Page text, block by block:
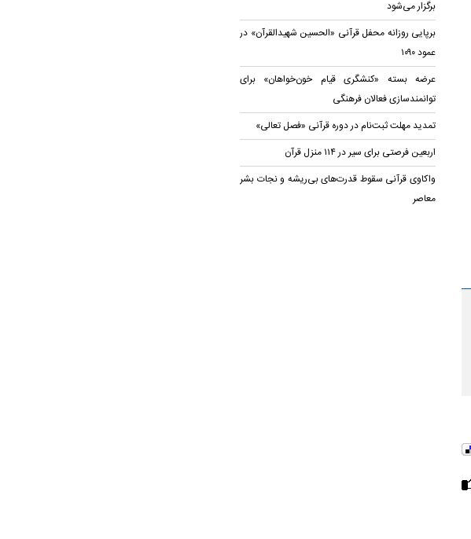
برگزار می‌شود
برپایی روزانه محفل قرآنی «الحسین شهیدالقرآن» در
عمود ۱۰۹۰
عرضه بسته «کنشگری قیام خون‌خواهان» برای
توانمندسازی فعالان فرهنگی
تمدید مهلت ثبت‌نام در دوره قرآنی «فصل تعالی»
اربعین فرصتی برای سیر در ۱۱۴ منزل قرآن
واکاوی قرآنی سقوط قدرت‌های بی‌ریشه و نجات بشر
معاصر